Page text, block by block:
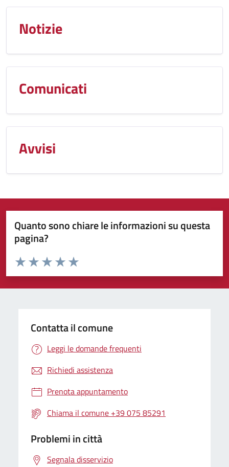
Notizie
Comunicati
Avvisi
Quanto sono chiare le informazioni su questa
pagina?
Valuta da 1 a 5 stelle la pagina
Valuta 5 stelle su 5
Valuta 4 stelle su 5
Valuta 3 stelle su 5
Valuta 2 stelle su 5
Valuta 1 stelle su 5
Contatta il comune
Leggi le domande frequenti
Richiedi assistenza
Prenota appuntamento
Chiama il comune +39 075 85291
Problemi in città
Segnala disservizio